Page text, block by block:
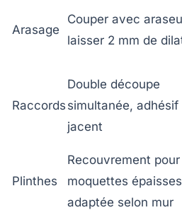
Arasage
Couper avec
laisser 2 mm de
Raccords
Double découpe
simultanée, adhésif
jacent
Plinthes
Recouvrement pour
moquettes
adaptée selon mur